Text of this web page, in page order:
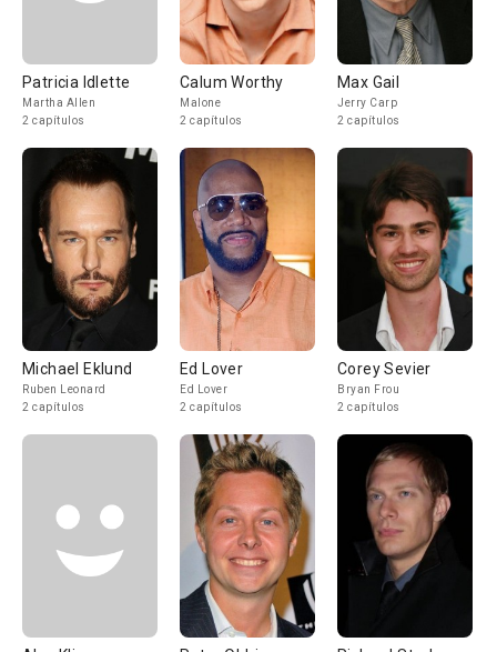
Patricia Idlette
Martha Allen
2 capítulos
Calum Worthy
Malone
2 capítulos
Max Gail
Jerry Carp
2 capítulos
Michael Eklund
Ruben Leonard
2 capítulos
Ed Lover
Ed Lover
2 capítulos
Corey Sevier
Bryan Frou
2 capítulos